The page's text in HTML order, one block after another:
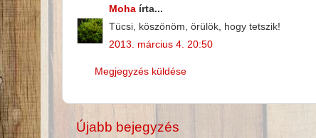
Moha írta...
Tücsi, köszönöm, örülök, hogy tetszik!
2013. március 4. 20:50
Megjegyzés küldése
Újabb bejegyzés